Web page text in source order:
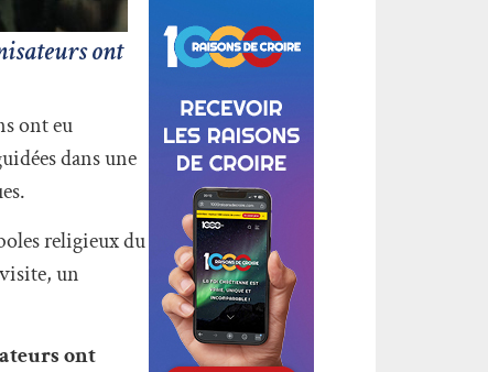
ont
ont eu
dans une
religieux du
un
ont